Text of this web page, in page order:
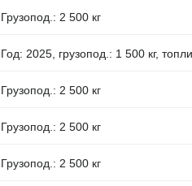
Грузопод.: 2 500 кг
Год: 2025, грузопод.: 1 500 кг,
Грузопод.: 2 500 кг
Грузопод.: 2 500 кг
Грузопод.: 2 500 кг